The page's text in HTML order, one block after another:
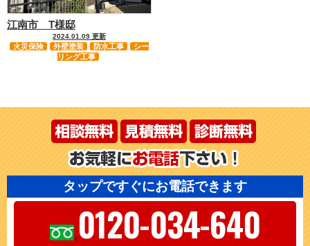
江南市 T様邸
2024.01.09 更新
火災保険 外壁塗装 防水工事
シー
リング工事
タップですぐにお電話できます
0120-034-640